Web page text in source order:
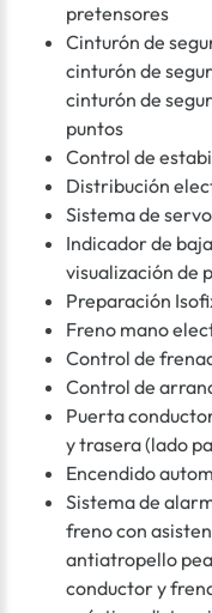
pretensores
Cinturón de
cinturón de
cinturón de
puntos
Control de
Distribución
Sistema de
Indicador de
visualización de
Preparación
Freno mano
Control de
Control de
Puerta
y trasera (lado
Encendido
Sistema de
freno con
antiatropello
conductor y